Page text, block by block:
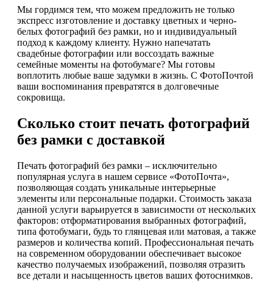
Мы гордимся тем, что можем предложить не только
экспресс изготовление и доставку цветных и черно-
белых фотографий без рамки, но и индивидуальный
подход к каждому клиенту. Нужно напечатать
свадебные фотографии или воссоздать важные
семейные моменты на фотобумаге? Мы готовы
воплотить любые ваше задумки в жизнь. С ФотоПочтой
ваши воспоминания превратятся в долговечные
сокровища.
Сколько стоит печать фотографий
без рамки с доставкой
Печать фотографий без рамки – исключительно
популярная услуга в нашем сервисе «ФотоПочта»,
позволяющая создать уникальные интерьерные
элементы или персональные подарки. Стоимость заказа
данной услуги варьируется в зависимости от нескольких
факторов: отформатирования выбранных фотографий,
типа фотобумаги, будь то глянцевая или матовая, а также
размеров и количества копий. Профессиональная печать
на современном оборудовании обеспечивает высокое
качество получаемых изображений, позволяя отразить
все детали и насыщенность цветов ваших фотоснимков.